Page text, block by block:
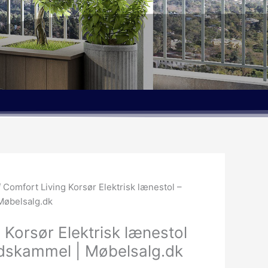
Comfort Living Korsør Elektrisk lænestol –
Elektrisk lænestol
| Møbelsalg.dk